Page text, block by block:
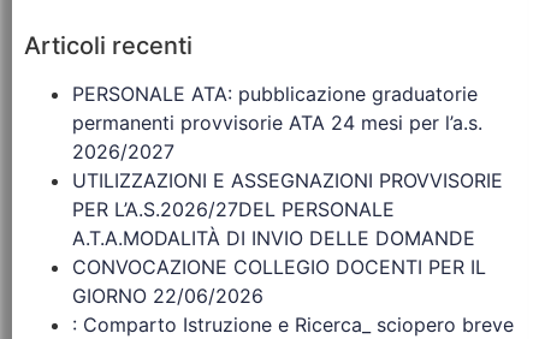
Articoli recenti
PERSONALE ATA: pubblicazione graduatorie
permanenti provvisorie ATA 24 mesi per l’a.s.
2026/2027
UTILIZZAZIONI E ASSEGNAZIONI PROVVISORIE
PER L’A.S.2026/27DEL PERSONALE
A.T.A.MODALITÀ DI INVIO DELLE DOMANDE
CONVOCAZIONE COLLEGIO DOCENTI PER IL
GIORNO 22/06/2026
: Comparto Istruzione e Ricerca_ sciopero breve